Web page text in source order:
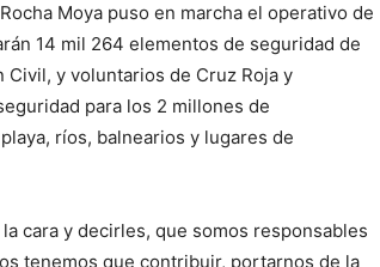
Moya puso en marcha el operativo de
14 mil 264 elementos de seguridad de
y voluntarios de Cruz Roja y
para los 2 millones de
ríos, balnearios y lugares de
cara y decirles, que somos responsables
tenemos que contribuir, portarnos de la